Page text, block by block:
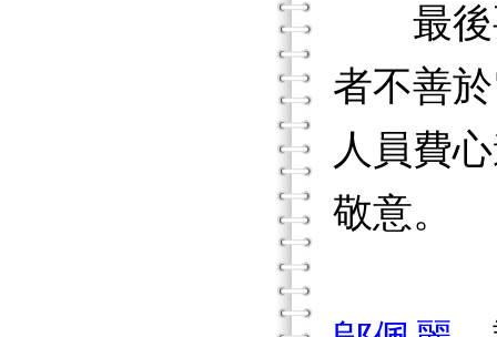
最後要
者不善
人員費
敬意。